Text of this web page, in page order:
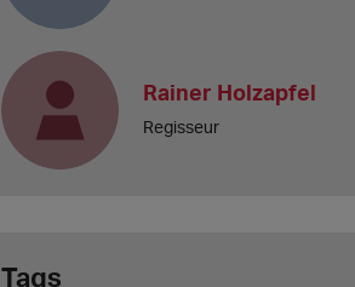
Rainer Holzapfel
Regisseur
Tags